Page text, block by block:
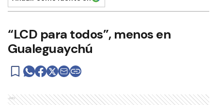
“LCD para todos”, menos en
Gualeguaychú
Ads